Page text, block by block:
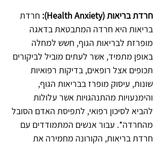
חרדת בריאות (Health Anxiety):
חרדת
בריאות היא חרדה המתבטאת בדאגה
מופרזת לבריאות הגוף, חשש למחלה
באופן מתמיד, אשר לעתים מוביל לביקורים
תכופים אצל רופאים, בדיקות רפואיות
שונות, עיסוק מופרז בבריאות הגוף,
והימנעויות מהתנהגויות אשר עלולות
להביא לסיכון רפואי, לתפיסת האדם הסובל
מהחרדה*. עבור אנשים המתמודדים עם
חרדת בריאות, הקורונה מחמירה את